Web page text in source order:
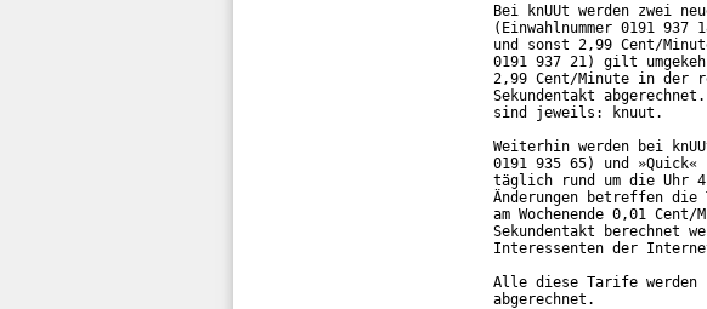
Bei knUUt werden zwei
(Einwahlnummer 0191
und sonst 2,99 Cent/
0191 937 21) gilt
2,99 Cent/Minute in der
Sekundentakt
sind jeweils: knuut.
Weiterhin werden bei
0191 935 65) und
täglich rund um die Uhr
Änderungen betreffen
am Wochenende 0,01
Sekundentakt berechnet
Interessenten der
Alle diese Tarife werden
abgerechnet.